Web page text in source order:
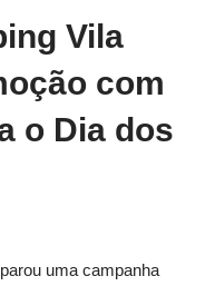
Vila
com
o Dia dos
uma campanha